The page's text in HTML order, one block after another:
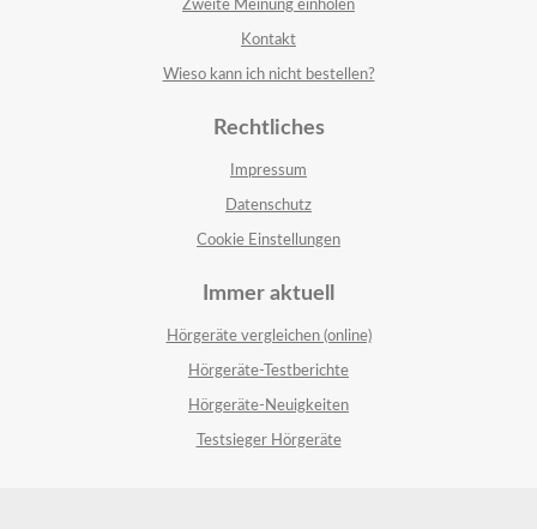
Zweite Meinung einholen
Kontakt
Wieso kann ich nicht bestellen?
Rechtliches
Impressum
Datenschutz
Cookie Einstellungen
Immer aktuell
Hörgeräte vergleichen (online)
Hörgeräte-Testberichte
Hörgeräte-Neuigkeiten
Testsieger Hörgeräte